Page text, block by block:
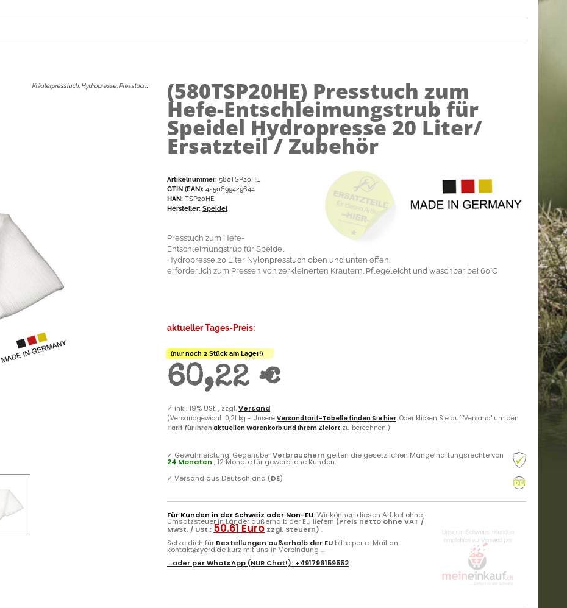
Kräuterpresstuch, Hydropresse, Presstuch: (580TSP20HE) Presstuch zum
Hefe-Entschleimungstrub für
Speidel Hydropresse 20 Liter/
Ersatzteil / Zubehör
Artikelnummer: 580TSP20HE
GTIN (EAN): 4250699429644
HAN: TSP20HE
Hersteller: Speidel
Presstuch zum Hefe-
Entschleimungstrub für Speidel
Hydropresse 20 Liter Nylonpresstuch oben und unten offen.
erforderlich zum Pressen von zerkleinerten Kräutern. Pflegeleicht und waschbar bei 60°C
aktueller Tages-Preis:
(nur noch 2 Stück am Lager!)
60,22 €
✓ inkl. 19% USt. , zzgl.Versand
(Versandgewicht: 0,21 kg - Unsere Versandtarif-Tabelle finden Sie hier. Oder klicken Sie auf "Versand" um den
Tarif für Ihren aktuellen Warenkorb und Ihrem Zielort zu berechnen.)
✓ Gewährleistung: GegenüberVerbrauchern gelten die gesetzlichen Mängelhaftungsrechte von
24 Monaten , 12 Monate für gewerbliche Kunden.
✓ Versand aus Deutschland (DE)
Für Kunden in der Schweiz oder Non-EU:Wir können diesen Artikel ohne
Umsatzsteuer in Länder außerhalb der EU liefern (Preis netto ohne VAT /
MwSt. / USt.: 50.61 Euro zzgl. Steuern) .
Setze dich für Bestellungen außerhalb der EU bitte per e-Mail an
kontakt@yerd.de kurz mit uns in Verbindung ...
...oder perWhatsApp (NUR Chat!): +491796159552